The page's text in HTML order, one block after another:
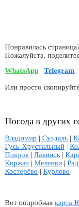
Понравилась
Пожалуйста,
WhatsApp
Telegram
Или просто скопируйте
Погода в других
Владимир | Суздаль |
Гусь-Хрустальный |
Покров | Лакинск|
Киржач | Меленки |
Костерёво | Курлово
Вот подробная карта